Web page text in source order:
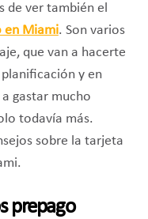
de ver también el
en Miami. Son varios
que van a hacerte
y en
gastar mucho
todavía más.
sobre la tarjeta
prepago